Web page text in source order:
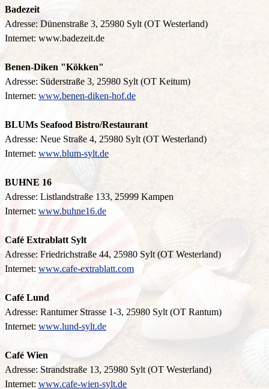
Badezeit
Adresse: Dünenstraße 3, 25980 Sylt (OT Westerland)
Internet: www.badezeit.de
Benen-Diken "Kökken"
Adresse: Süderstraße 3, 25980 Sylt (OT Keitum)
Internet: www.benen-diken-hof.de
BLUMs Seafood Bistro/Restaurant
Adresse: Neue Straße 4, 25980 Sylt (OT Westerland)
Internet: www.blum-sylt.de
BUHNE 16
Adresse: Listlandstraße 133, 25999 Kampen
Internet: www.buhne16.de
Café Extrablatt Sylt
Adresse: Friedrichstraße 44, 25980 Sylt (OT Westerland)
Internet: www.cafe-extrablatt.com
Café Lund
Adresse: Rantumer Strasse 1-3, 25980 Sylt (OT Rantum)
Internet: www.lund-sylt.de
Café Wien
Adresse: Strandstraße 13, 25980 Sylt (OT Westerland)
Internet: www.cafe-wien-sylt.de